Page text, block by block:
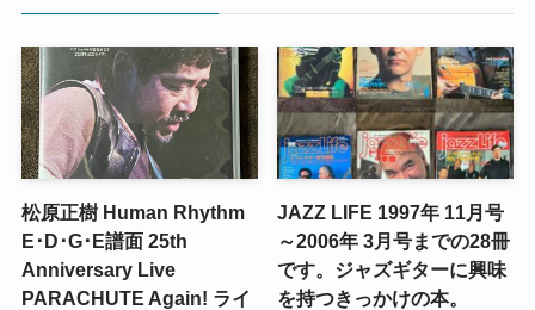
松原正樹 Human Rhythm
E･D･G･E譜面 25th
Anniversary Live
PARACHUTE Again! ライ
JAZZ LIFE 1997年 11月号
～2006年 3月号までの28冊
です。ジャズギターに興味
を持つきっかけの本。